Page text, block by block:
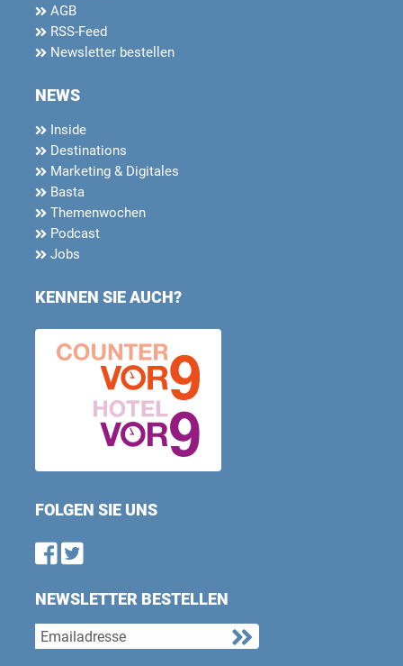
AGB
RSS-Feed
Newsletter bestellen
NEWS
Inside
Destinations
Marketing & Digitales
Basta
Themenwochen
Podcast
Jobs
KENNEN SIE AUCH?
FOLGEN SIE UNS
Find us on Facebook
Follow us on Twitter
NEWSLETTER BESTELLEN